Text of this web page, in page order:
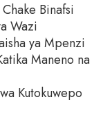
Binafsi
Wazi
ya Mpenzi
Maneno na
Kutokuwepo